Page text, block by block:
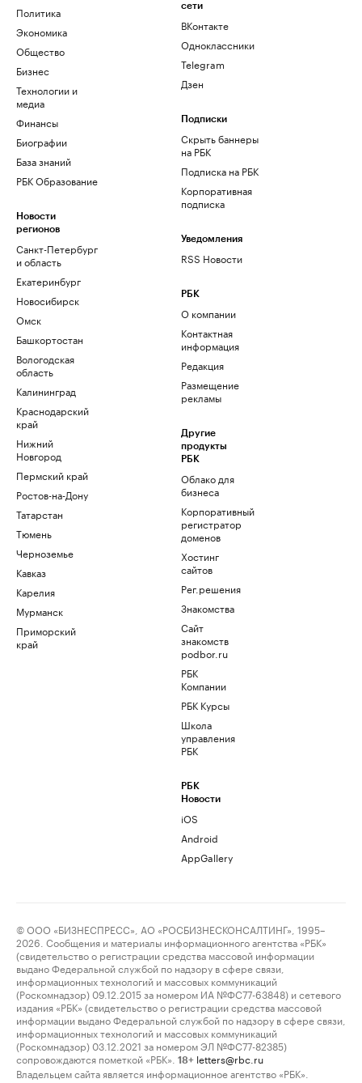
Политика
Экономика
Общество
Бизнес
Технологии и
медиа
Финансы
Биографии
База знаний
РБК Образование
Новости
регионов
Санкт-Петербург
и область
Екатеринбург
Новосибирск
Омск
Башкортостан
Вологодская
область
Калининград
Краснодарский
край
Нижний
Новгород
Пермский край
Ростов-на-Дону
Татарстан
Тюмень
Черноземье
Кавказ
Карелия
Мурманск
Приморский
край
сети
ВКонтакте
Одноклассники
Telegram
Дзен
Подписки
Скрыть баннеры
на РБК
Подписка на РБК
Корпоративная
подписка
Уведомления
RSS Новости
РБК
О компании
Контактная
информация
Редакция
Размещение
рекламы
Другие
продукты
РБК
Облако для
бизнеса
Корпоративный
регистратор
доменов
Хостинг
сайтов
Рег.решения
Знакомства
Сайт
знакомств
podbor.ru
РБК
Компании
РБК Курсы
Школа
управления
РБК
РБК
Новости
iOS
Android
AppGallery
© ООО «БИЗНЕСПРЕСС», АО «РОСБИЗНЕСКОНСАЛТИНГ», 1995–
2026. Сообщения и материалы информационного агентства «РБК»
(свидетельство о регистрации средства массовой информации
выдано Федеральной службой по надзору в сфере связи,
информационных технологий и массовых коммуникаций
(Роскомнадзор) 09.12.2015 за номером ИА №ФС77-63848) и сетевого
издания «РБК» (свидетельство о регистрации средства массовой
информации выдано Федеральной службой по надзору в сфере связи,
информационных технологий и массовых коммуникаций
(Роскомнадзор) 03.12.2021 за номером ЭЛ №ФС77-82385)
сопровождаются пометкой «РБК».
18+ letters@rbc.ru
Владельцем сайта является информационное агентство «РБК».